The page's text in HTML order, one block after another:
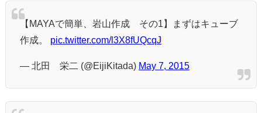
【MAYAで簡単、岩山作成 その1】まずはキューブ
作成。 pic.twitter.com/l3X8fUQcqJ
— 北田 栄二 (@EijiKitada) May 7, 2015